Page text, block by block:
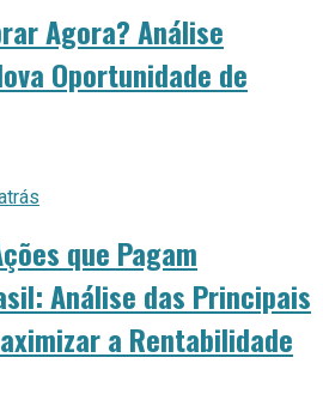
Agora? Análise
Oportunidade de
que Pagam
Análise das Principais
a Rentabilidade